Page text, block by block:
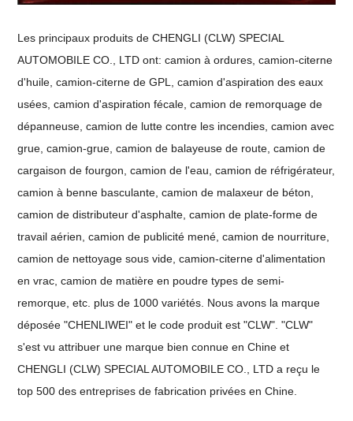
Les principaux produits de CHENGLI (CLW) SPECIAL
AUTOMOBILE CO., LTD ont: camion à ordures, camion-citerne
d'huile, camion-citerne de GPL, camion d'aspiration des eaux
usées, camion d'aspiration fécale, camion de remorquage de
dépanneuse, camion de lutte contre les incendies, camion avec
grue, camion-grue, camion de balayeuse de route, camion de
cargaison de fourgon, camion de l'eau, camion de réfrigérateur,
camion à benne basculante, camion de malaxeur de béton,
camion de distributeur d'asphalte, camion de plate-forme de
travail aérien, camion de publicité mené, camion de nourriture,
camion de nettoyage sous vide, camion-citerne d'alimentation
en vrac, camion de matière en poudre types de semi-
remorque, etc. plus de 1000 variétés. Nous avons la marque
déposée "CHENLIWEI" et le code produit est "CLW". "CLW"
s'est vu attribuer une marque bien connue en Chine et
CHENGLI (CLW) SPECIAL AUTOMOBILE CO., LTD a reçu le
top 500 des entreprises de fabrication privées en Chine.